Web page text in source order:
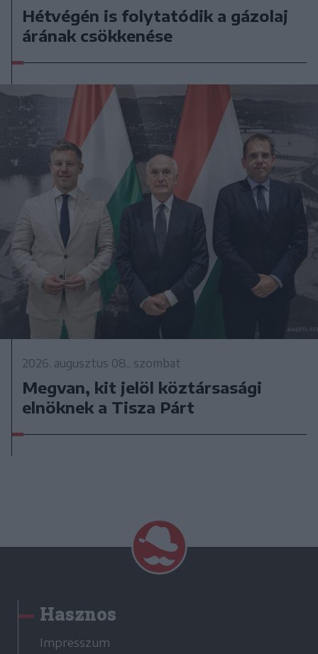
Hétvégén is folytatódik a gázolaj
árának csökkenése
2026. augusztus 08., szombat
Megvan, kit jelöl köztársasági
elnöknek a Tisza Párt
Hasznos
Impresszum